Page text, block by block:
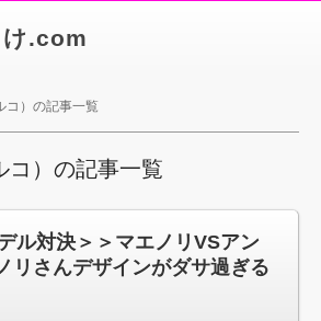
.com
コ）の記事一覧
コ）の記事一覧
ル対決＞＞マエノリVSアン
さんデザインがダサ過ぎる